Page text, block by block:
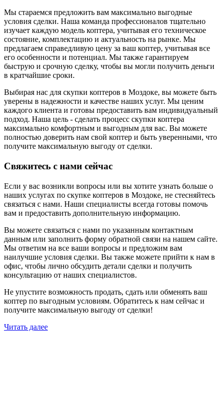
Мы стараемся предложить вам максимально выгодные
условия сделки. Наша команда профессионалов тщательно
изучает каждую модель коптера, учитывая его техническое
состояние, комплектацию и актуальность на рынке. Мы
предлагаем справедливую цену за ваш коптер, учитывая все
его особенности и потенциал. Мы также гарантируем
быструю и срочную сделку, чтобы вы могли получить деньги
в кратчайшие сроки.
Выбирая нас для скупки коптеров в Моздоке, вы можете быть
уверены в надежности и качестве наших услуг. Мы ценим
каждого клиента и готовы предоставить вам индивидуальный
подход. Наша цель - сделать процесс скупки коптера
максимально комфортным и выгодным для вас. Вы можете
полностью доверить нам свой коптер и быть уверенными, что
получите максимальную выгоду от сделки.
Свяжитесь с нами сейчас
Если у вас возникли вопросы или вы хотите узнать больше о
наших услугах по скупке коптеров в Моздоке, не стесняйтесь
связаться с нами. Наши специалисты всегда готовы помочь
вам и предоставить дополнительную информацию.
Вы можете связаться с нами по указанным контактным
данным или заполнить форму обратной связи на нашем сайте.
Мы ответим на все ваши вопросы и предложим вам
наилучшие условия сделки. Вы также можете прийти к нам в
офис, чтобы лично обсудить детали сделки и получить
консультацию от наших специалистов.
Не упустите возможность продать, сдать или обменять ваш
коптер по выгодным условиям. Обратитесь к нам сейчас и
получите максимальную выгоду от сделки!
Читать далее